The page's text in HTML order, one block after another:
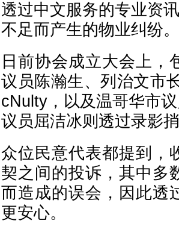
透过中文服务的专业资
不足而产生的物业纠纷。
日前协会成立大会上，
议员陈瀚生、列治文市
cNulty，以及温哥华市
议员屈洁冰则透过录影捎
众位民意代表都提到，
契之间的投诉，其中多
而造成的误会，因此透
更安心。